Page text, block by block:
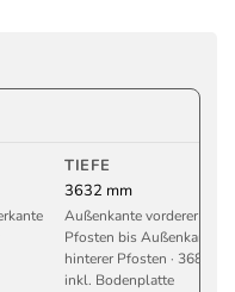
TIEFE
3632 mm
Außenkante vorderer
Pfosten bis Außenkante
hinterer Pfosten · 3684
inkl. Bodenplatte